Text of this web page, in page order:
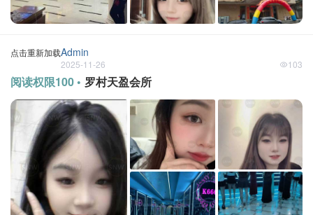
点击重新加载Admin
2025-11-26 103
阅读权限100 • 罗村天盈会所